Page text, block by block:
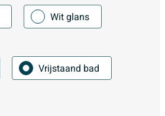
Wit glans
Vrijstaand bad